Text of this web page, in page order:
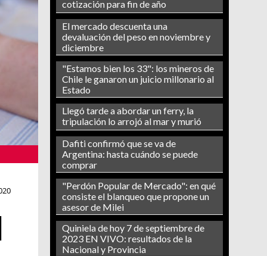
cotización para fin de año
El mercado descuenta una
devaluación del peso en noviembre y
diciembre
"Estamos bien los 33": los mineros de
Chile le ganaron un juicio millonario al
Estado
Llegó tarde a abordar un ferry, la
tripulación lo arrojó al mar y murió
Dafiti confirmó que se va de
Argentina: hasta cuándo se puede
comprar
"Perdón Popular de Mercado": en qué
consiste el blanqueo que propone un
asesor de Milei
Quiniela de hoy 7 de septiembre de
2023 EN VIVO: resultados de la
Nacional y Provincia